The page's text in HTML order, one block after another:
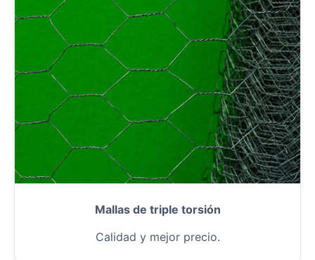
Mallas de triple torsión
Calidad y mejor precio.